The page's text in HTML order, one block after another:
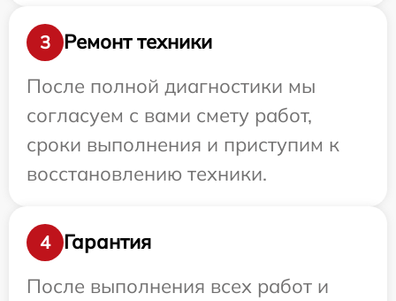
3
Ремонт техники
После полной диагностики мы
согласуем с вами смету работ,
сроки выполнения и приступим к
восстановлению техники.
4
Гарантия
После выполнения всех работ и